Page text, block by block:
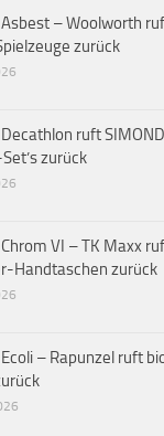
– Woolworth
zurück
ruft
zurück
VI – TK Maxx
Handtaschen zurück
– Rapunzel ruft